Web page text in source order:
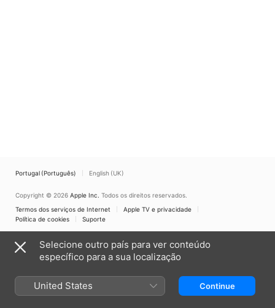
Portugal (Português) English (UK)
Copyright © 2026 Apple Inc. Todos os direitos reservados.
Termos dos serviços de Internet
Apple TV e privacidade
Política de cookies
Suporte
Selecione outro país para ver conteúdo
específico para a sua localização
United States Continue